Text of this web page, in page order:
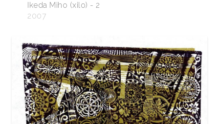
Ikeda Miho (xilo) - 2
2007